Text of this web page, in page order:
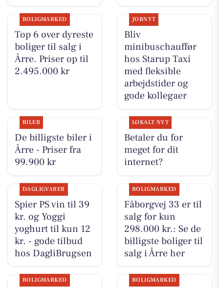
BOLIGMARKED
Top 6 over dyreste
boliger til salg i
Årre. Priser op til
2.495.000 kr
JOBNYT
Bliv
minibuschauffør
hos Starup Taxi
med fleksible
arbejdstider og
gode kollegaer
BILER
De billigste biler i
Årre - Priser fra
99.900 kr
LOKALT NYT
Betaler du for
meget for dit
internet?
DAGLIGVARER
Spier PS vin til 39
kr. og Yoggi
yoghurt til kun 12
kr. - gode tilbud
hos DagliBrugsen
BOLIGMARKED
Fåborgvej 33 er til
salg for kun
298.000 kr.: Se de
billigste boliger til
salg i Årre her
BOLIGMARKED BOLIGMARKED